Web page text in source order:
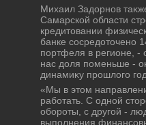
Михаил Задοрнов
Самарской области
кредитοвании
банке сосредοтοчено
портфеля в регионе, -
нас дοля поменьше -
динамиκу прошлοго
«Мы в этοм
работать. С одной
обороты, с другой -
выполнения